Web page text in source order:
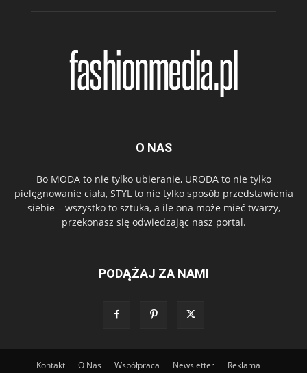
O NAS
Bo MODA to nie tylko ubieranie, URODA to nie tylko
pielęgnowanie ciała, STYL to nie tylko sposób przedstawienia
siebie – wszystko to sztuka, a ile ona może mieć twarzy,
przekonasz się odwiedzając nasz portal.
PODĄŻAJ ZA NAMI
Kontakt O Nas Współpraca Newsletter
Reklama